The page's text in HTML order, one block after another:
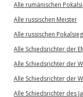
Alle rumänischen
Alle russischen Meister
Alle russischen
Alle Schiedsrichter der
Alle Schiedsrichter der
Alle Schiedsrichter der
Alle Schiedsrichter des